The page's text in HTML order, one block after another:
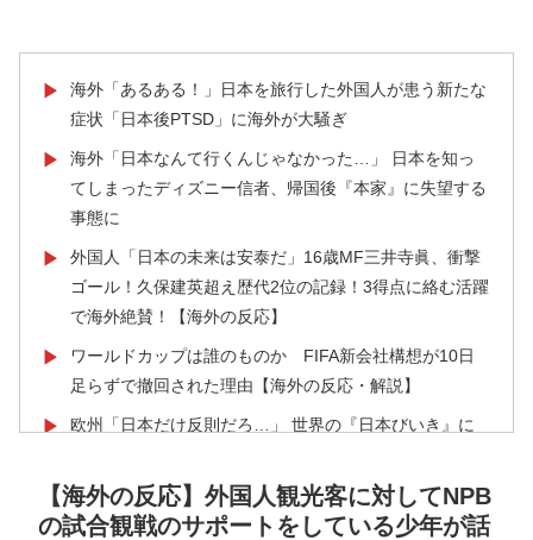
▶
海外「あるある！」日本を旅行した外国人が患う新たな
症状「日本後PTSD」に海外が大騒ぎ
▶
海外「日本なんて行くんじゃなかった…」 日本を知っ
てしまったディズニー信者、帰国後『本家』に失望する
事態に
▶
外国人「日本の未来は安泰だ」16歳MF三井寺眞、衝撃
ゴール！久保建英超え歴代2位の記録！3得点に絡む活躍
で海外絶賛！【海外の反応】
▶
ワールドカップは誰のものか FIFA新会社構想が10日
足らずで撤回された理由【海外の反応・解説】
▶
欧州「日本だけ反則だろ…」 世界の『日本びいき』に
▶
アメリカ人「お前らの学校ではどんな理由で退学者が出
た？？」
【海外の反応】外国人観光客に対してNPB
の試合観戦のサポートをしている少年が話